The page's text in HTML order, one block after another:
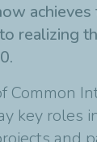
achieves
realizing
key roles